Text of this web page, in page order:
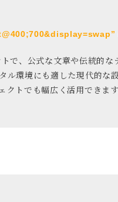
、公式な文章や伝統的な
環境にも適した現代的な
トでも幅広く活用できます